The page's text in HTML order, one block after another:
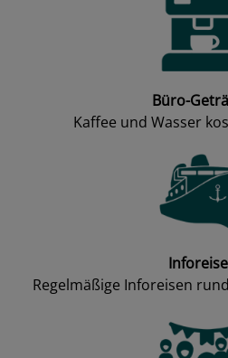
Büro-
Kaffee und Wasser
Regelmäßige Inforeisen